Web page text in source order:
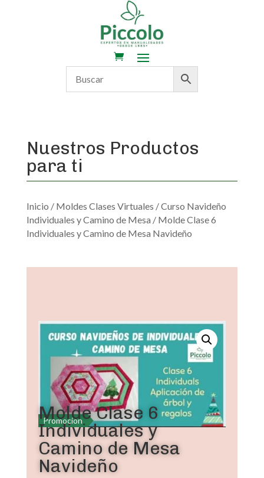
Nuestros Productos
para ti
Inicio / Moldes Clases Virtuales /Curso Navideño
Individuales y Camino de Mesa / Molde Clase 6
Individuales y Camino de Mesa Navideño
Promoción
Molde Clase 6
Individuales y
Camino de Mesa
Navideño